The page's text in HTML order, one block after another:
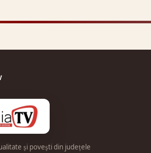
și povești din județele